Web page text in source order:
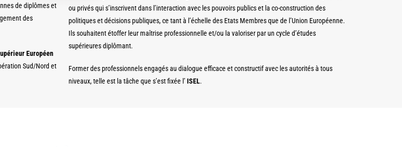
de diplômes et
des
Européen
Sud/Nord et
ou privés qui s’inscrivent dans l’interaction avec les pouvoirs publics et la co-construction des
politiques et décisions publiques, ce tant à l’échelle des Etats Membres que de l’Union Européenne.
Ils souhaitent étoffer leur maîtrise professionnelle et/ou la valoriser par un cycle d’études
supérieures diplômant.
Former des professionnels engagés au dialogue efficace et constructif avec les autorités à tous
niveaux, telle est la tâche que s’est fixée l’ISEL.